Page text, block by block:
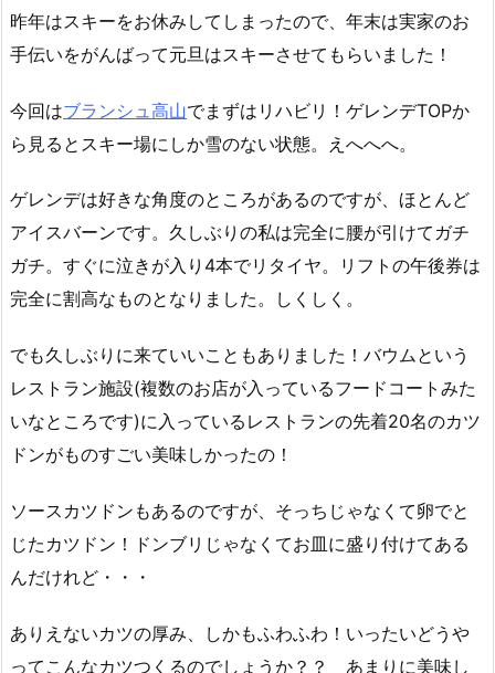
昨年はスキーをお休みしてしまったので、年末は実家のお
手伝いをがんばって元旦はスキーさせてもらいました！
今回はブランシュ高山でまずはリハビリ！ゲレンデTOPか
ら見るとスキー場にしか雪のない状態。えへへへ。
ゲレンデは好きな角度のところがあるのですが、ほとんど
アイスバーンです。久しぶりの私は完全に腰が引けてガチ
ガチ。すぐに泣きが入り4本でリタイヤ。リフトの午後券は
完全に割高なものとなりました。しくしく。
でも久しぶりに来ていいこともありました！バウムという
レストラン施設(複数のお店が入っているフードコートみた
いなところです)に入っているレストランの先着20名のカツ
ドンがものすごい美味しかったの！
ソースカツドンもあるのですが、そっちじゃなくて卵でと
じたカツドン！ドンブリじゃなくてお皿に盛り付けてある
んだけれど・・・
ありえないカツの厚み、しかもふわふわ！いったいどうや
ってこんなカツつくるのでしょうか？？ あまりに美味し